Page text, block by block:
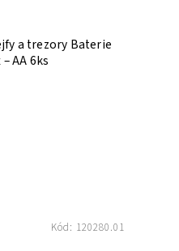
a trezory Baterie
AA 6ks
Kód: 120280.01